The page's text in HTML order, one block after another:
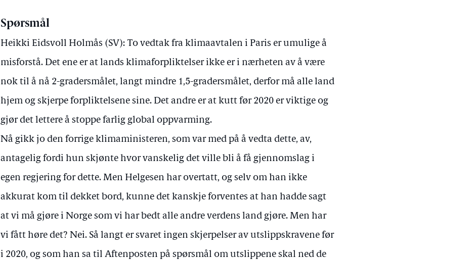
Spørsmål
Heikki Eidsvoll Holmås (SV): To vedtak fra klimaavtalen i Paris er umulige å
misforstå. Det ene er at lands klimaforpliktelser ikke er i nærheten av å være
nok til å nå 2-gradersmålet, langt mindre 1,5-gradersmålet, derfor må alle land
hjem og skjerpe forpliktelsene sine. Det andre er at kutt før 2020 er viktige og
gjør det lettere å stoppe farlig global oppvarming.
Nå gikk jo den forrige klimaministeren, som var med på å vedta dette, av,
antagelig fordi hun skjønte hvor vanskelig det ville bli å få gjennomslag i
egen regjering for dette. Men Helgesen har overtatt, og selv om han ikke
akkurat kom til dekket bord, kunne det kanskje forventes at han hadde sagt
at vi må gjøre i Norge som vi har bedt alle andre verdens land gjøre. Men har
vi fått høre det? Nei. Så langt er svaret ingen skjerpelser av utslippskravene før
i 2020, og som han sa til Aftenposten på spørsmål om utslippene skal ned de